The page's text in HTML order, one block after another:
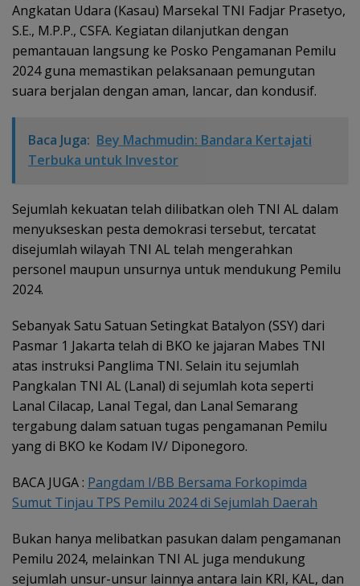
Angkatan Udara (Kasau) Marsekal TNI Fadjar Prasetyo,
S.E., M.P.P., CSFA. Kegiatan dilanjutkan dengan
pemantauan langsung ke Posko Pengamanan Pemilu
2024 guna memastikan pelaksanaan pemungutan
suara berjalan dengan aman, lancar, dan kondusif.
Baca Juga: Bey Machmudin: Bandara Kertajati
Terbuka untuk Investor
Sejumlah kekuatan telah dilibatkan oleh TNI AL dalam
menyukseskan pesta demokrasi tersebut, tercatat
disejumlah wilayah TNI AL telah mengerahkan
personel maupun unsurnya untuk mendukung Pemilu
2024.
Sebanyak Satu Satuan Setingkat Batalyon (SSY) dari
Pasmar 1 Jakarta telah di BKO ke jajaran Mabes TNI
atas instruksi Panglima TNI. Selain itu sejumlah
Pangkalan TNI AL (Lanal) di sejumlah kota seperti
Lanal Cilacap, Lanal Tegal, dan Lanal Semarang
tergabung dalam satuan tugas pengamanan Pemilu
yang di BKO ke Kodam IV/ Diponegoro.
BACA JUGA : Pangdam I/BB Bersama Forkopimda
Sumut Tinjau TPS Pemilu 2024 di Sejumlah Daerah
Bukan hanya melibatkan pasukan dalam pengamanan
Pemilu 2024, melainkan TNI AL juga mendukung
sejumlah unsur-unsur lainnya antara lain KRI, KAL, dan